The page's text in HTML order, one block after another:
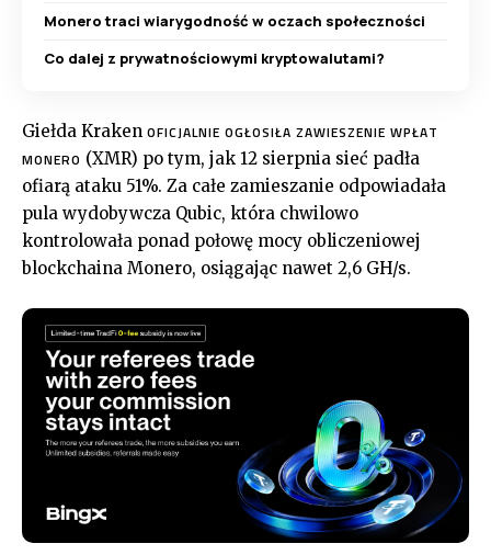
Monero traci wiarygodność w oczach społeczności
Co dalej z prywatnościowymi kryptowalutami?
Giełda Kraken OFICJALNIE OGŁOSIŁA ZAWIESZENIE WPŁAT
MONERO (XMR) po tym, jak 12 sierpnia sieć padła
ofiarą ataku 51%. Za całe zamieszanie odpowiadała
pula wydobywcza Qubic, która chwilowo
kontrolowała ponad połowę mocy obliczeniowej
blockchaina Monero, osiągając nawet 2,6 GH/s.